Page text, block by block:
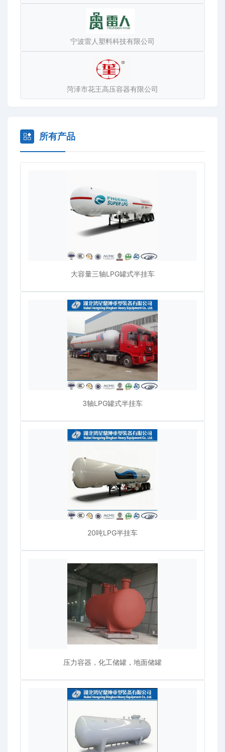
凭借安全可靠的品质与高效专业的服务，公司产品广泛应用
于石油化工、新能源储运、市政桥梁建设等领域，产品远销
区，获得全球用户的信赖和赞誉，并与世界多地大型化工及
贸易企业建立长期稳定的战略合作关系。
宁波雷人塑料科技有限公司
菏泽市花王高压容器有限公司
所有产品
大容量三轴LPG罐式半挂车
3轴LPG罐式半挂车
20吨LPG半挂车
压力容器，化工储罐，地面储罐